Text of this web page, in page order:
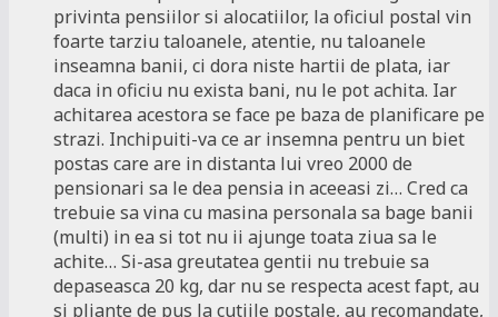
privinta pensiilor si alocatiilor, la oficiul postal vin
foarte tarziu taloanele, atentie, nu taloanele
inseamna banii, ci dora niste hartii de plata, iar
daca in oficiu nu exista bani, nu le pot achita. Iar
achitarea acestora se face pe baza de planificare pe
strazi. Inchipuiti-va ce ar insemna pentru un biet
postas care are in distanta lui vreo 2000 de
pensionari sa le dea pensia in aceeasi zi… Cred ca
trebuie sa vina cu masina personala sa bage banii
(multi) in ea si tot nu ii ajunge toata ziua sa le
achite… Si-asa greutatea gentii nu trebuie sa
depaseasca 20 kg, dar nu se respecta acest fapt, au
si pliante de pus la cutiile postale, au recomandate,